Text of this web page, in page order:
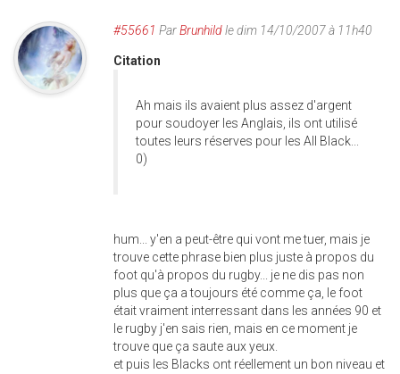
#55661 ParBrunhildle dim 14/10/2007 à 11h40
Citation
Ah mais ils avaient plus assez d'argent
pour soudoyer les Anglais, ils ont utilisé
toutes leurs réserves pour les All Black...
0)
hum... y'en a peut-être qui vont me tuer, mais je
trouve cette phrase bien plus juste à propos du
foot qu'à propos du rugby... je ne dis pas non
plus que ça a toujours été comme ça, le foot
était vraiment interressant dans les années 90 et
le rugby j'en sais rien, mais en ce moment je
trouve que ça saute aux yeux.
et puis les Blacks ont réellement un bon niveau et